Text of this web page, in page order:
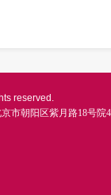
reserved.
市朝阳区紫月路18号院